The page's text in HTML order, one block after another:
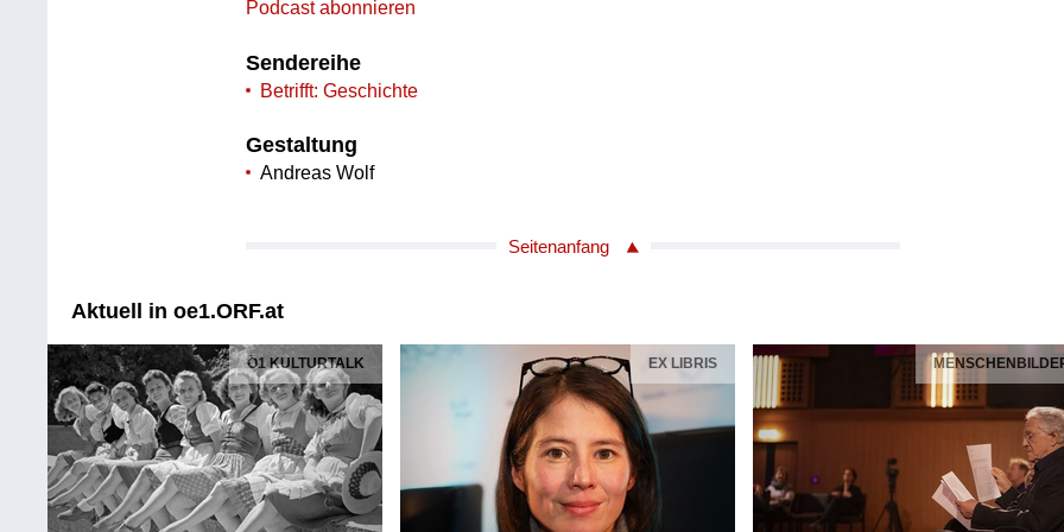
Podcast abonnieren
Sendereihe
Betrifft: Geschichte
Gestaltung
Andreas Wolf
Seitenanfang
Aktuell in oe1.ORF.at
Ö1 KULTURTALK EX LIBRIS